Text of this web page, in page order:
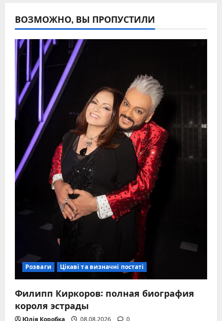
ВОЗМОЖНО, ВЫ ПРОПУСТИЛИ
Розваги Цікаві та визначні постаті
Филипп Киркоров: полная биография
короля эстрады
Юлія Коробка 08.08.2026 0